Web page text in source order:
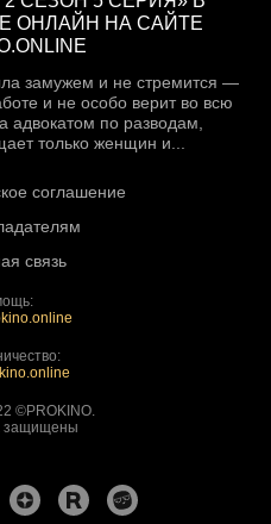
ОНЛАЙН НА САЙТЕ
замужем и не стремится —
и не особо верит во всю
адвокатом по разводам,
только женщин и...
соглашение
связь
©PROKINO.
защищены